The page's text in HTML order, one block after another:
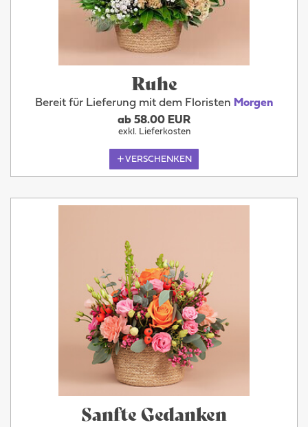
Ruhe
Bereit für Lieferung mit dem Floristen Morgen
ab 58.00 EUR
exkl. Lieferkosten
VERSCHENKEN
Sanfte Gedanken